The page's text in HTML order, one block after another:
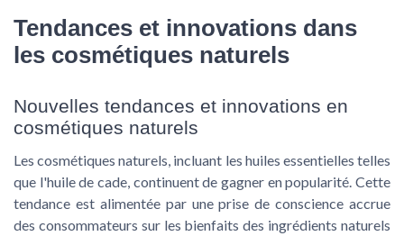
Tendances et innovations dans
les cosmétiques naturels
Nouvelles tendances et innovations en
cosmétiques naturels
Les cosmétiques naturels, incluant les huiles essentielles telles
que l'huile de cade, continuent de gagner en popularité. Cette
tendance est alimentée par une prise de conscience accrue
des consommateurs sur les bienfaits des ingrédients naturels